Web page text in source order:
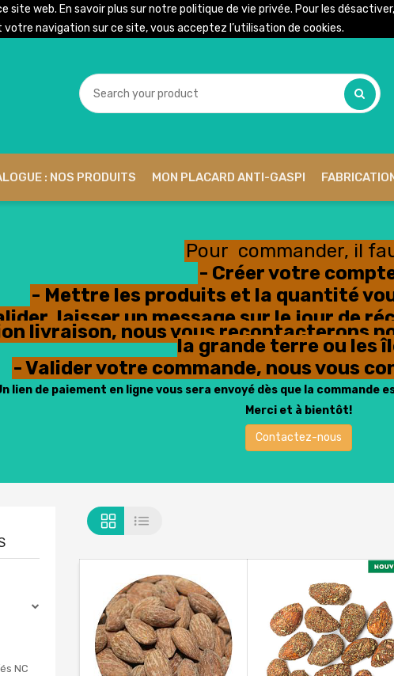
site web. En savoir plus sur notre politique de vie privée. Pour les
navigation sur ce site, vous acceptez l’utilisation de cookies.
: NOS PRODUITS MON PLACARD ANTI-GASPI
Pour commander, il
- Créer votre
- Mettre les produits et la quantité
laisser un message sur le jour de
livraison, nous vous recontacterons
la grande terre ou les
- Valider votre commande, nous vous
lien de paiement en ligne vous sera envoyé dès que la
Merci et à bientôt!
Contactez-nous
NC